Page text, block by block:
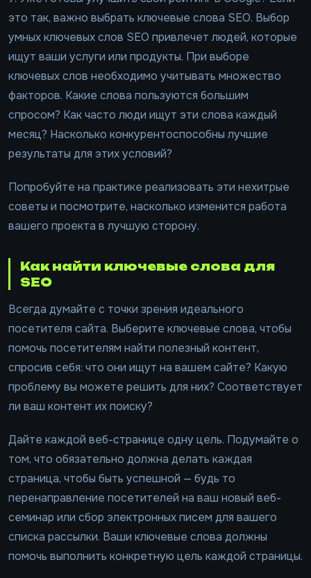
это так, важно выбрать ключевые слова SEO. Выбор
умных ключевых слов SEO привлечет людей, которые
ищут ваши услуги или продукты. При выборе
ключевых слов необходимо учитывать множество
факторов. Какие слова пользуются большим
спросом? Как часто люди ищут эти слова каждый
месяц? Насколько конкурентоспособны лучшие
результаты для этих условий?
Попробуйте на практике реализовать эти нехитрые
советы и посмотрите, насколько изменится работа
вашего проекта в лучшую сторону.
Как найти ключевые слова для
SEO
Всегда думайте с точки зрения идеального
посетителя сайта. Выберите ключевые слова, чтобы
помочь посетителям найти полезный контент,
спросив себя: что они ищут на вашем сайте? Какую
проблему вы можете решить для них? Соответствует
ли ваш контент их поиску?
Дайте каждой веб-странице одну цель. Подумайте о
том, что обязательно должна делать каждая
страница, чтобы быть успешной — будь то
перенаправление посетителей на ваш новый веб-
семинар или сбор электронных писем для вашего
списка рассылки. Ваши ключевые слова должны
помочь выполнить конкретную цель каждой страницы.